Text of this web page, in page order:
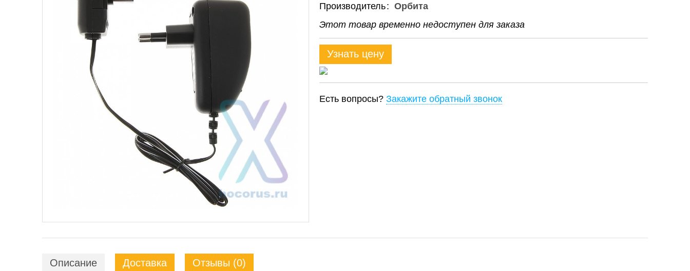
Производитель Орбита
Этот товар временно недоступен для заказа
Узнать цену
Есть вопросы? Закажите обратный звонок
Описание Доставка Отзывы (0)